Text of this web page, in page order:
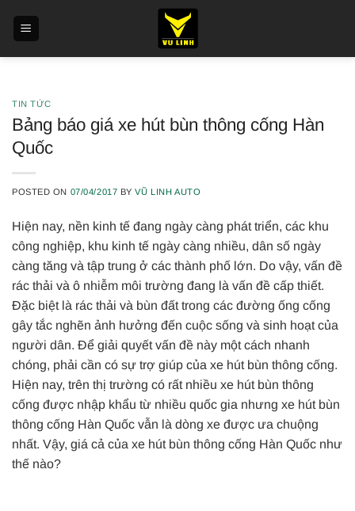
TIN TỨC
Bảng báo giá xe hút bùn thông cống Hàn
Quốc
POSTED ON 07/04/2017 BYVŨ LINH AUTO
Hiện nay, nền kinh tế đang ngày càng phát triển, các khu
công nghiệp, khu kinh tế ngày càng nhiều, dân số ngày
càng tăng và tập trung ở các thành phố lớn. Do vậy, vấn đề
rác thải và ô nhiễm môi trường đang là vấn đề cấp thiết.
Đặc biệt là rác thải và bùn đất trong các đường ống cống
gây tắc nghẽn ảnh hưởng đến cuộc sống và sinh hoạt của
người dân. Để giải quyết vấn đề này một cách nhanh
chóng, phải cần có sự trợ giúp của xe hút bùn thông cống.
Hiện nay, trên thị trường có rất nhiều xe hút bùn thông
cống được nhập khẩu từ nhiều quốc gia nhưng xe hút bùn
thông cống Hàn Quốc vẫn là dòng xe được ưa chuộng
nhất. Vậy, giá cả của xe hút bùn thông cống Hàn Quốc như
thế nào?